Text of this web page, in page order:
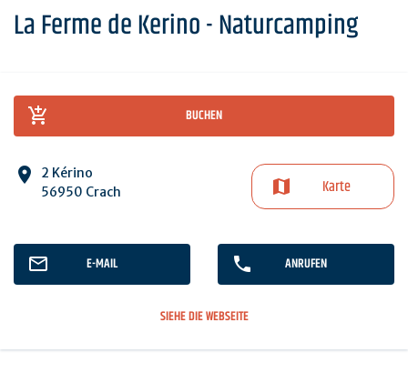
La Ferme de Kerino - Naturcamping
BUCHEN
2 Kérino
56950 Crach
Karte
E-MAIL ANRUFEN
SIEHE DIE WEBSEITE